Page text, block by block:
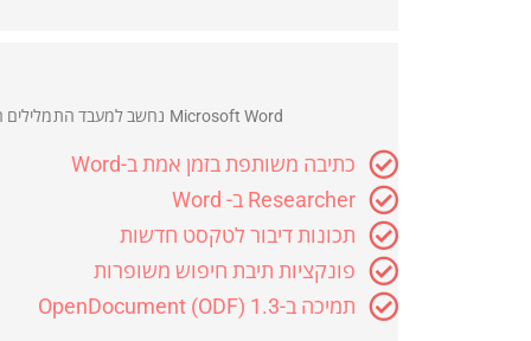
Microsoft Word נחשב למעבד התמלילים הטוב ביותר שקיים היום בשוק. Word 2016 מאפשר למשתמשים שלו ליצור בקלות תוכן משכנע עם מספר תכונות חדשות, כולל:
כתיבה משותפת בזמן אמת ב-Word
Researcher ב- Word
תכונות דיבור לטקסט חדשות
פונקציות תיבת חיפוש משופרות
תמיכה ב-OpenDocument (ODF) 1.3